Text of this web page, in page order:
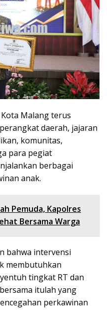
Malang terus
daerah, jajaran
komunitas,
para pegiat
berbagai
anak.
Pemuda, Kapolres
Bersama Warga
bahwa intervensi
membutuhkan
tingkat RT dan
itulah yang
perkawinan